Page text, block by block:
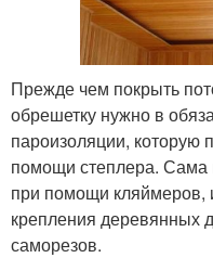
Прежде чем покрыть
обрешетку нужно в
пароизоляции, которую
помощи степлера. Сама
при помощи кляймеров,
крепления деревянных
саморезов.